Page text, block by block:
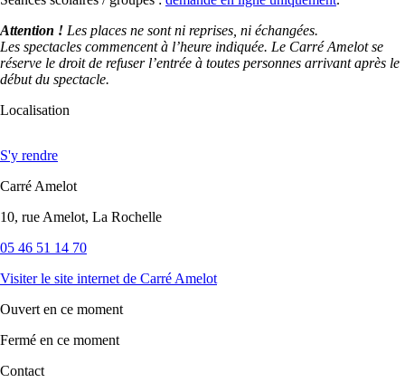
Attention ! Les places ne sont ni reprises, ni échangées.
Les spectacles commencent à l’heure indiquée. Le Carré Amelot se
réserve le droit de refuser l’entrée à toutes personnes arrivant après le
début du spectacle.
Localisation
S'y rendre
Carré Amelot
10, rue Amelot, La Rochelle
05 46 51 14 70
Visiter le site internet de Carré Amelot
Ouvert en ce moment
Fermé en ce moment
Contact